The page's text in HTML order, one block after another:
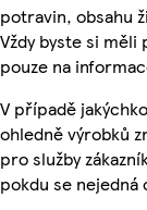
potravin, obsahu
Vždy byste si
pouze na
V případě
ohledně výrobků
pro služby
pokdu se nejedná